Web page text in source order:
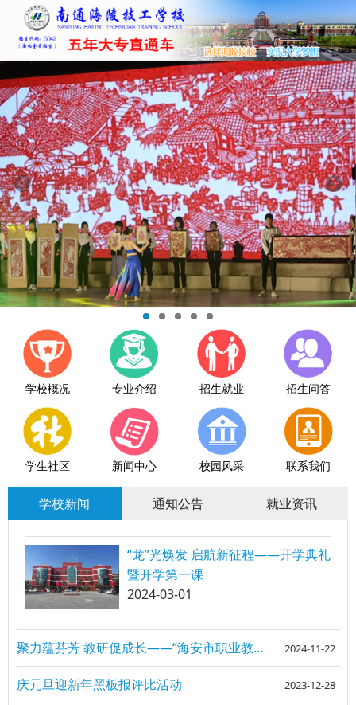
学校概况 专业介绍 招生就业 招生问答
学生社区 新闻中心 校园风采 联系我们
学校新闻 通知公告 就业资讯
“龙”光焕发 启航新征程——开学典礼
暨开学第一课
2024-03-01
聚力蕴芬芳 教研促成长——“海安市职业教育专题研讨活动”在我校成功举办 2024-11-22
庆元旦迎新年黑板报评比活动 2023-12-28